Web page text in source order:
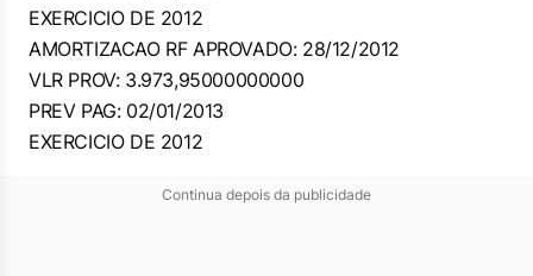
EXERCICIO DE 2012
AMORTIZACAO RF APROVADO: 28/12/2012
VLR PROV: 3.973,95000000000
PREV PAG: 02/01/2013
EXERCICIO DE 2012
Continua depois da publicidade